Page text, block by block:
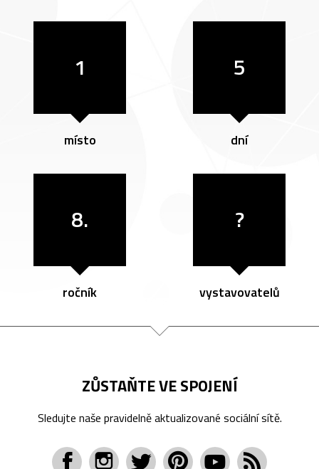
1
místo
5
dní
8.
ročník
?
vystavovatelů
ZŮSTAŇTE VE SPOJENÍ
Sledujte naše pravidelně aktualizované sociální sítě.